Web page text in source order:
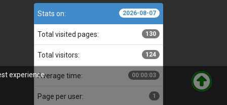
Stats on: 2026-08-07
Total visited pages: 130
Total visitors: 124
Average time: 00:00:03
Page per user: 1
experience.